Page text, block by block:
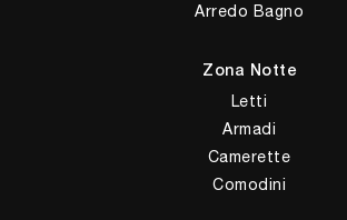
Arredo Bagno
Zona Notte
Letti
Armadi
Camerette
Comodini